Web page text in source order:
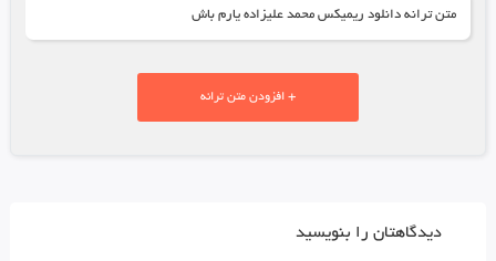
متن ترانه دانلود ریمیکس محمد علیزاده یارم باش
+ افزودن متن ترانه
دیدگاهتان را بنویسید